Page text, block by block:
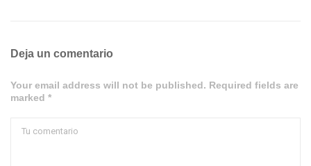
Deja un comentario
Your email address will not be published. Required fields are
marked *